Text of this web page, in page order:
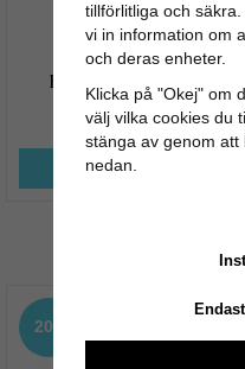
Knopp, tillbehör -
Förändra utseendet!
15 kr 19 kr
KÖP NU
20%
tillförlitliga och
vi in information om
och deras enheter.
Klicka på "Okej" om
välj vilka cookies du
stänga av genom att
nedan.